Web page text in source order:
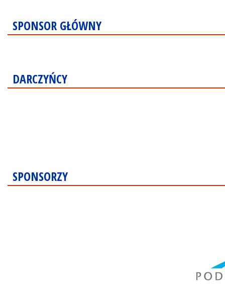
SPONSOR GŁÓWNY
DARCZYŃCY
SPONSORZY